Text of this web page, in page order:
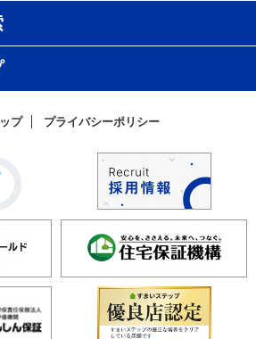
プ プライバシーポリシー